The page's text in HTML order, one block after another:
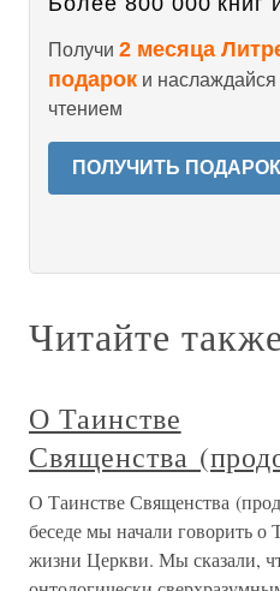
Получи 2 месяца
подарок и
чтением
ПОЛУЧИТЬ ПОДАРОК
Читайте также
О Таинстве
Священства
О Таинстве Священства
беседе мы начали говорить о
жизни Церкви. Мы сказали,